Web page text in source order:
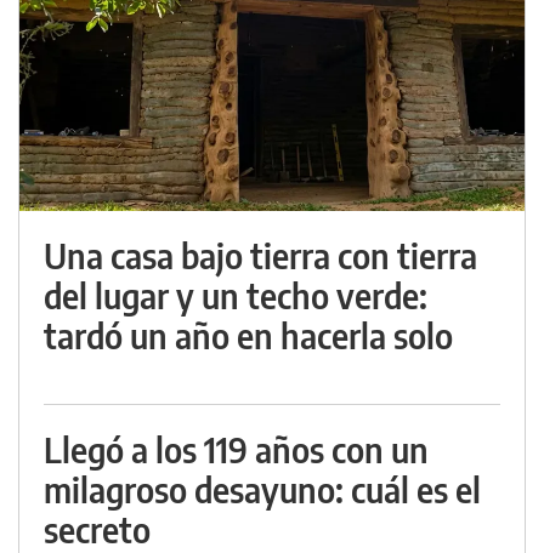
Una casa bajo tierra con tierra
del lugar y un techo verde:
tardó un año en hacerla solo
Llegó a los 119 años con un
milagroso desayuno: cuál es el
secreto